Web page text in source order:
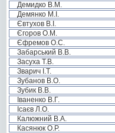
Демидко В.М.
Демянко М.І.
Євтухов В.І.
Єгоров О.М.
Єфремов О.С.
Забарський В.В.
Засуха Т.В.
Зварич І.Т.
Зубанов В.О.
Зубик В.В.
Іваненко В.Г.
Ісаєв Л.О.
Калюжний В.А.
Касянюк О.Р.